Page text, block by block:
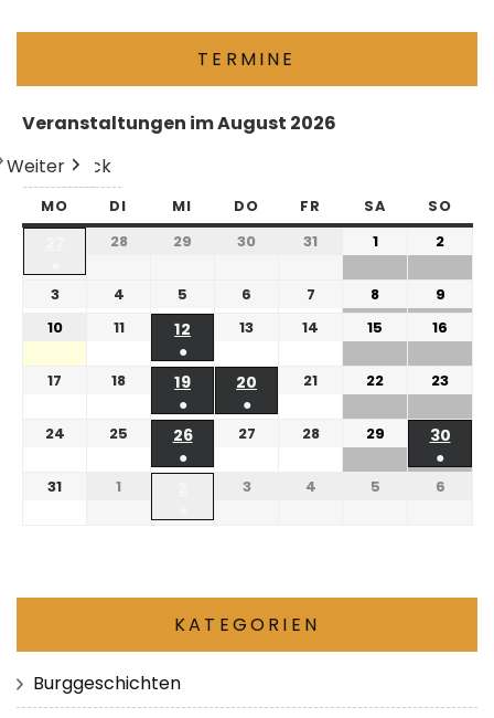
TERMINE
Veranstaltungen im August 2026
Zurück
Heute
Weiter
MO DI MI DO FR SA SO
28 29 30 31 1 2
3 4 5 6 7 8
9
10
11
12
●
13 14 15 16
17 18
19
●
20
●
21 22 23
24 25
26
●
27 28 29
30
●
31 1 3 4 5 6
KATEGORIEN
Burggeschichten